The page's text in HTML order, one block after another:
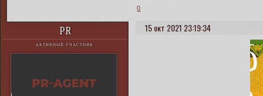
0
15 окт 2021 23:19:34
PR
АКТИВНЫЙ УЧАСТНИК